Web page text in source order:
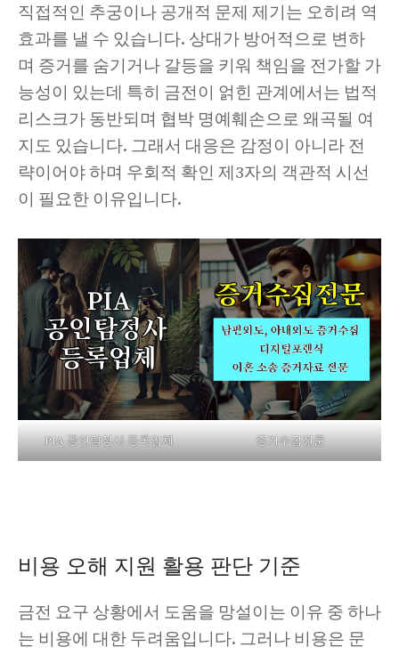
직접적인 추궁이나 공개적 문제 제기는 오히려 역
효과를 낼 수 있습니다. 상대가 방어적으로 변하
며 증거를 숨기거나 갈등을 키워 책임을 전가할 가
능성이 있는데 특히 금전이 얽힌 관계에서는 법적
리스크가 동반되며 협박 명예훼손으로 왜곡될 여
지도 있습니다. 그래서 대응은 감정이 아니라 전
략이어야 하며 우회적 확인 제3자의 객관적 시선
이 필요한 이유입니다.
PIA 공인탐정사 등록업체 증거수집전문
비용 오해 지원 활용 판단 기준
금전 요구 상황에서 도움을 망설이는 이유 중 하나
는 비용에 대한 두려움입니다. 그러나 비용은 문